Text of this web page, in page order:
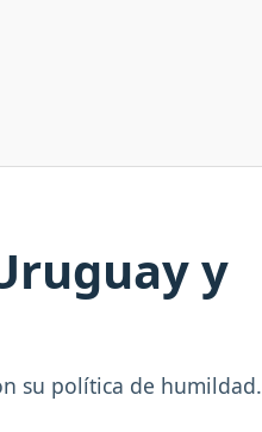
y
su política de humildad.